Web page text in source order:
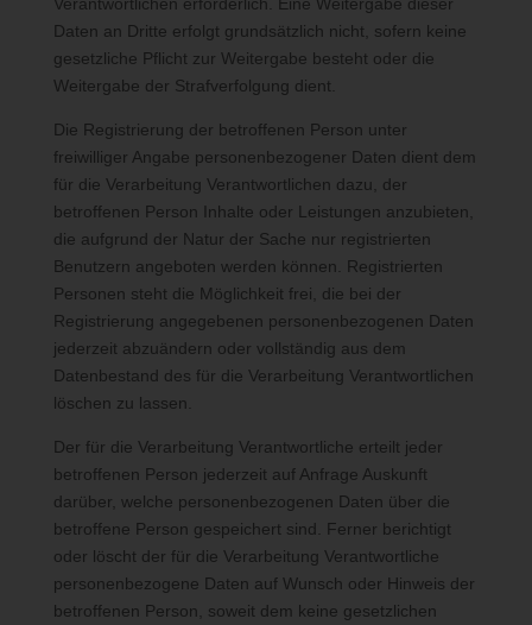
Verantwortlichen erforderlich. Eine Weitergabe dieser
Daten an Dritte erfolgt grundsätzlich nicht, sofern keine
gesetzliche Pflicht zur Weitergabe besteht oder die
Weitergabe der Strafverfolgung dient.
Die Registrierung der betroffenen Person unter
freiwilliger Angabe personenbezogener Daten dient dem
für die Verarbeitung Verantwortlichen dazu, der
betroffenen Person Inhalte oder Leistungen anzubieten,
die aufgrund der Natur der Sache nur registrierten
Benutzern angeboten werden können. Registrierten
Personen steht die Möglichkeit frei, die bei der
Registrierung angegebenen personenbezogenen Daten
jederzeit abzuändern oder vollständig aus dem
Datenbestand des für die Verarbeitung Verantwortlichen
löschen zu lassen.
Der für die Verarbeitung Verantwortliche erteilt jeder
betroffenen Person jederzeit auf Anfrage Auskunft
darüber, welche personenbezogenen Daten über die
betroffene Person gespeichert sind. Ferner berichtigt
oder löscht der für die Verarbeitung Verantwortliche
personenbezogene Daten auf Wunsch oder Hinweis der
betroffenen Person, soweit dem keine gesetzlichen
Wir bieten den Nutzern auf einem Blog, der sich auf der
Internetseite des für die Verarbeitung Verantwortlichen befindet,
die Möglichkeit, individuelle Kommentare zu einzelnen Blog-
geführtes, in der Regel öffentlich einsehbares Portal, in welchem
eine oder mehrere Personen, die Blogger oder Web-Blogger
genannt werden, Artikel posten oder Gedanken in sogenannten
Blogposts niederschreiben können. Die Blogposts können in der
Regel von Dritten kommentiert werden.
Hinterlässt eine betroffene Person einen Kommentar in dem auf
dieser Internetseite veröffentlichten Blog, werden neben den
von der betroffenen Person hinterlassenen Kommentaren auch
Angaben zum Zeitpunkt der Kommentareingabe sowie zu dem
von der betroffenen Person gewählten Nutzernamen
vom Internet-Service-Provider (ISP) der betroffenen Person
vergebene IP-Adresse mitprotokolliert. Diese Speicherung der
IP-Adresse erfolgt aus Sicherheitsgründen und für den Fall,
dass die betroffene Person durch einen abgegebenen
Kommentar die Rechte Dritter verletzt oder rechtswidrige Inhalte
postet. Die Speicherung dieser personenbezogenen Daten
erfolgt daher im eigenen Interesse des für die Verarbeitung